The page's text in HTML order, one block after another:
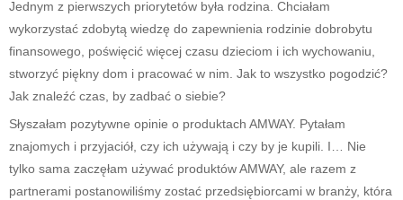
Jednym z pierwszych priorytetów była rodzina. Chciałam
wykorzystać zdobytą wiedzę do zapewnienia rodzinie dobrobytu
finansowego, poświęcić więcej czasu dzieciom i ich wychowaniu,
stworzyć piękny dom i pracować w nim. Jak to wszystko pogodzić?
Jak znaleźć czas, by zadbać o siebie?
Słyszałam pozytywne opinie o produktach AMWAY. Pytałam
znajomych i przyjaciół, czy ich używają i czy by je kupili. I… Nie
tylko sama zaczęłam używać produktów AMWAY, ale razem z
partnerami postanowiliśmy zostać przedsiębiorcami w branży, która